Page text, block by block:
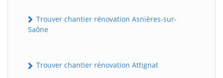
Trouver chantier rénovation Asnières-sur-
Saône
Trouver chantier rénovation Attignat